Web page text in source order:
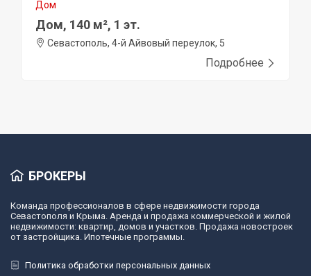
Дом
Дом, 140 м², 1 эт.
Севастополь, 4-й Айвовый переулок, 5
Подробнее
БРОКЕРЫ
Команда профессионалов в сфере недвижимости города
Севастополя и Крыма. Аренда и продажа коммерческой и жилой
недвижимости: квартир, домов и участков. Продажа новостроек
от застройщика. Ипотечные программы.
Политика обработки персональных данных